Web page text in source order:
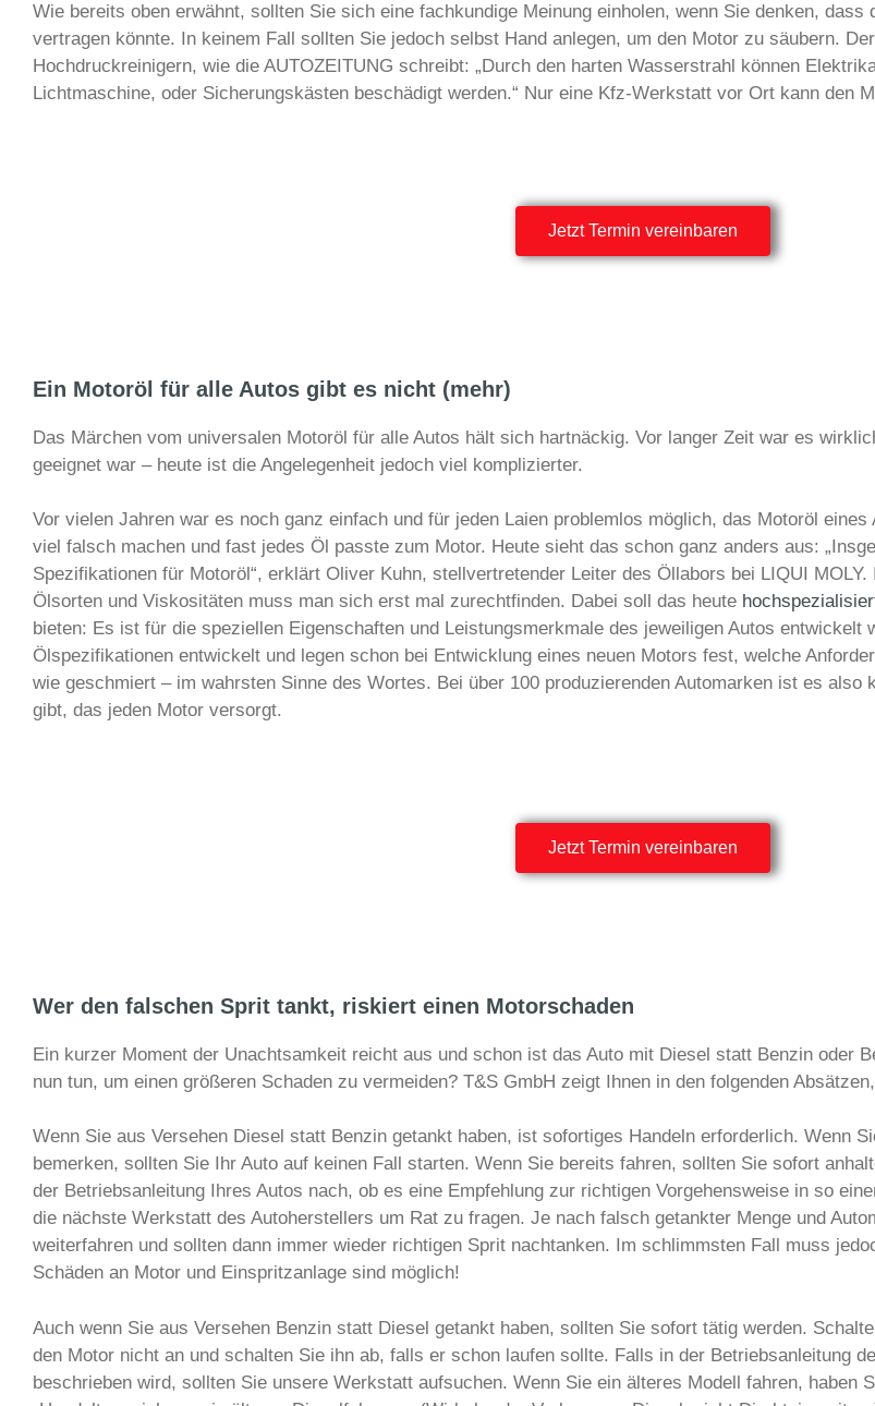
Wie bereits oben erwähnt, sollten Sie sich eine fachkundige Meinung einholen, wenn Sie denken,
vertragen könnte. In keinem Fall sollten Sie jedoch selbst Hand anlegen, um den Motor zu säubern.
Hochdruckreinigern, wie die AUTOZEITUNG schreibt: „Durch den harten Wasserstrahl können
Lichtmaschine, oder Sicherungskästen beschädigt werden.“ Nur eine Kfz-Werkstatt vor Ort kann den
Jetzt Termin vereinbaren
Ein Motoröl für alle Autos gibt es nicht (mehr)
Das Märchen vom universalen Motoröl für alle Autos hält sich hartnäckig. Vor langer Zeit war es
geeignet war – heute ist die Angelegenheit jedoch viel komplizierter.
Vor vielen Jahren war es noch ganz einfach und für jeden Laien problemlos möglich, das Motoröl
viel falsch machen und fast jedes Öl passte zum Motor. Heute sieht das schon ganz anders aus:
Spezifikationen für Motoröl“, erklärt Oliver Kuhn, stellvertretender Leiter des Öllabors bei LIQUI
Ölsorten und Viskositäten muss man sich erst mal zurechtfinden. Dabei soll das heute
bieten: Es ist für die speziellen Eigenschaften und Leistungsmerkmale des jeweiligen Autos entwickelt
Ölspezifikationen entwickelt und legen schon bei Entwicklung eines neuen Motors fest, welche
wie geschmiert – im wahrsten Sinne des Wortes. Bei über 100 produzierenden Automarken ist es
gibt, das jeden Motor versorgt.
Jetzt Termin vereinbaren
Wer den falschen Sprit tankt, riskiert einen Motorschaden
Ein kurzer Moment der Unachtsamkeit reicht aus und schon ist das Auto mit Diesel statt Benzin oder
nun tun, um einen größeren Schaden zu vermeiden? T&S GmbH zeigt Ihnen in den folgenden
Wenn Sie aus Versehen Diesel statt Benzin getankt haben, ist sofortiges Handeln erforderlich. Wenn
bemerken, sollten Sie Ihr Auto auf keinen Fall starten. Wenn Sie bereits fahren, sollten Sie sofort
der Betriebsanleitung Ihres Autos nach, ob es eine Empfehlung zur richtigen Vorgehensweise in so
die nächste Werkstatt des Autoherstellers um Rat zu fragen. Je nach falsch getankter Menge und
weiterfahren und sollten dann immer wieder richtigen Sprit nachtanken. Im schlimmsten Fall muss
Schäden an Motor und Einspritzanlage sind möglich!
Auch wenn Sie aus Versehen Benzin statt Diesel getankt haben, sollten Sie sofort tätig werden.
den Motor nicht an und schalten Sie ihn ab, falls er schon laufen sollte. Falls in der Betriebsanleitung
beschrieben wird, sollten Sie unsere Werkstatt aufsuchen. Wenn Sie ein älteres Modell fahren, haben